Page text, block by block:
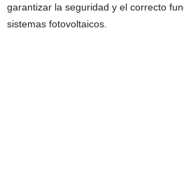
garantizar la seguridad y el correcto
sistemas fotovoltaicos.